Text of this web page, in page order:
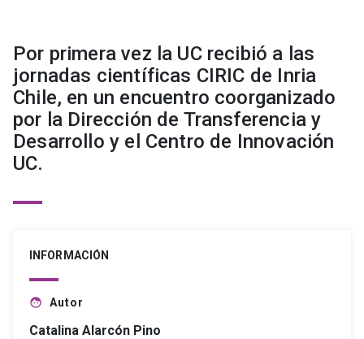
Por primera vez la UC recibió a las
jornadas científicas CIRIC de Inria
Chile, en un encuentro coorganizado
por la Dirección de Transferencia y
Desarrollo y el Centro de Innovación
UC.
INFORMACIÓN
face Autor
Catalina Alarcón Pino